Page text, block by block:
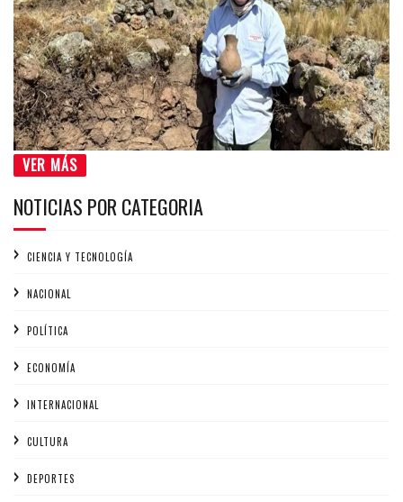
VER MÁS
NOTICIAS POR CATEGORIA
CIENCIA Y TECNOLOGÍA
NACIONAL
POLÍTICA
ECONOMÍA
INTERNACIONAL
CULTURA
DEPORTES